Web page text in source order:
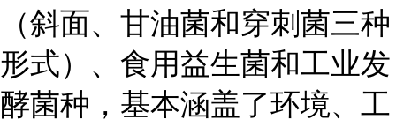
（斜面、甘油菌和穿刺菌三种
形式）、食用益生菌和工业发
酵菌种，基本涵盖了环境、工